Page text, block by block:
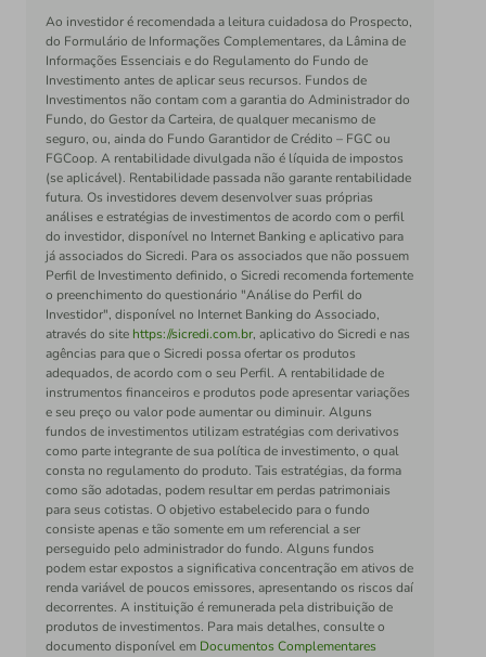
Ao investidor é recomendada a leitura cuidadosa do Prospecto,
do Formulário de Informações Complementares, da Lâmina de
Informações Essenciais e do Regulamento do Fundo de
Investimento antes de aplicar seus recursos. Fundos de
Investimentos não contam com a garantia do Administrador do
Fundo, do Gestor da Carteira, de qualquer mecanismo de
seguro, ou, ainda do Fundo Garantidor de Crédito – FGC ou
FGCoop. A rentabilidade divulgada não é líquida de impostos
(se aplicável). Rentabilidade passada não garante rentabilidade
futura. Os investidores devem desenvolver suas próprias
análises e estratégias de investimentos de acordo com o perfil
do investidor, disponível no Internet Banking e aplicativo para
já associados do Sicredi. Para os associados que não possuem
Perfil de Investimento definido, o Sicredi recomenda fortemente
o preenchimento do questionário "Análise do Perfil do
Investidor", disponível no Internet Banking do Associado,
através do site https://sicredi.com.br, aplicativo do Sicredi e nas
agências para que o Sicredi possa ofertar os produtos
adequados, de acordo com o seu Perfil. A rentabilidade de
instrumentos financeiros e produtos pode apresentar variações
e seu preço ou valor pode aumentar ou diminuir. Alguns
fundos de investimentos utilizam estratégias com derivativos
como parte integrante de sua política de investimento, o qual
consta no regulamento do produto. Tais estratégias, da forma
como são adotadas, podem resultar em perdas patrimoniais
para seus cotistas. O objetivo estabelecido para o fundo
consiste apenas e tão somente em um referencial a ser
perseguido pelo administrador do fundo. Alguns fundos
podem estar expostos a significativa concentração em ativos de
renda variável de poucos emissores, apresentando os riscos daí
decorrentes. A instituição é remunerada pela distribuição de
produtos de investimentos. Para mais detalhes, consulte o
documento disponível em Documentos Complementares